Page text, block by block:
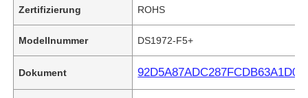
Zertifizierung ROHS
Modellnummer DS1972-F5+
Dokument